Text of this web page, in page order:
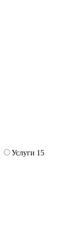
Услуги 15